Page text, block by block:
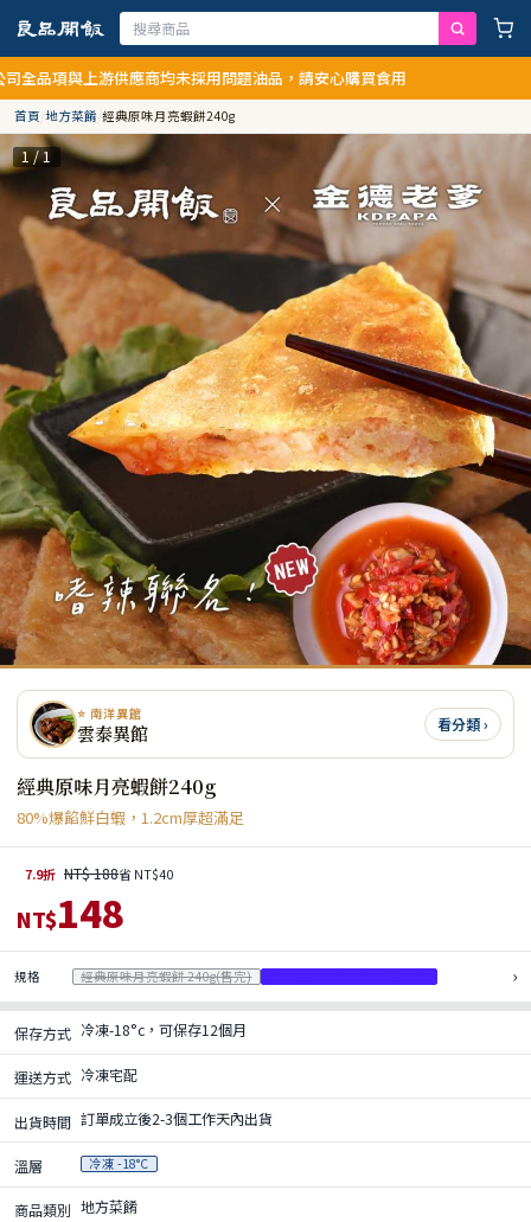
游供應商均未採用問題油品，請安心購買食用
首頁/地方菜餚/經典原味月亮蝦餅240g
1 / 1
⭐ 南洋異館
雲泰異館 看分類 ›
經典原味月亮蝦餅240g
80%爆餡鮮白蝦，1.2cm厚超滿足
7.9折 NT$ 188省 NT$40
NT$148
規格 經典原味月亮蝦餅 240g(售完) ›
保存方式 冷凍-18°c，可保存12個月
運送方式 冷凍宅配
出貨時間 訂單成立後2-3個工作天內出貨
溫層 冷凍 -18°C
商品類別 地方菜餚